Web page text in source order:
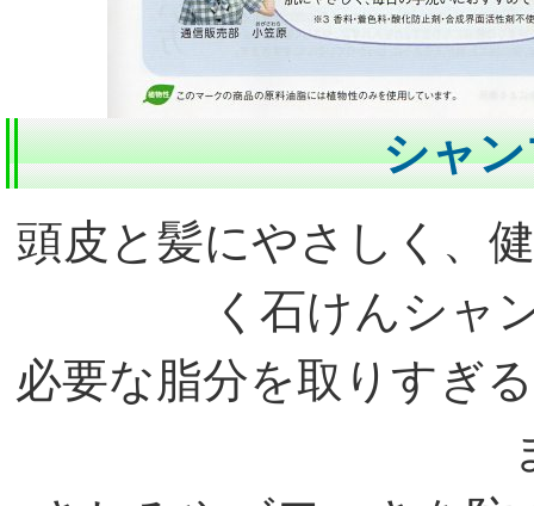
シャ
頭皮と髪にやさしく、
く石けんシャ
必要な脂分を取りすぎ